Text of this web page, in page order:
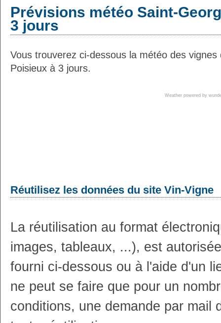
Prévisions météo Saint-
3 jours
Vous trouverez ci-dessous la météo des
Poisieux à 3 jours.
Weather powered by
Réutilisez les données du site Vin-Vigne
La réutilisation au format
images, tableaux, ...), est
fourni ci-dessous ou à l'aide d'un
ne peut se faire que pour un
conditions, une demande par mail